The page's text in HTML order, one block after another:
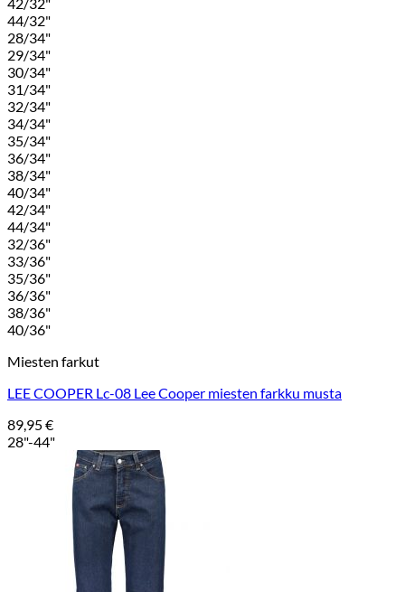
42/32"
44/32"
28/34"
29/34"
30/34"
31/34"
32/34"
34/34"
35/34"
36/34"
38/34"
40/34"
42/34"
44/34"
32/36"
33/36"
35/36"
36/36"
38/36"
40/36"
Miesten farkut
LEE COOPER Lc-08 Lee Cooper miesten farkku musta
89,95€
28"-44"